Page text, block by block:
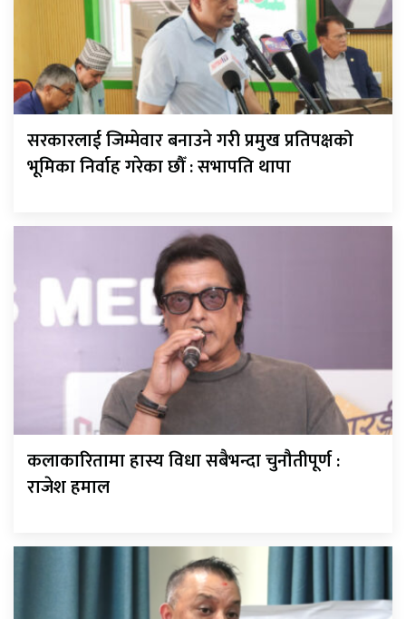
सरकारलाई जिम्मेवार बनाउने गरी प्रमुख प्रतिपक्षको
भूमिका निर्वाह गरेका छौँ : सभापति थापा
कलाकारितामा हास्य विधा सबैभन्दा चुनौतीपूर्ण :
राजेश हमाल